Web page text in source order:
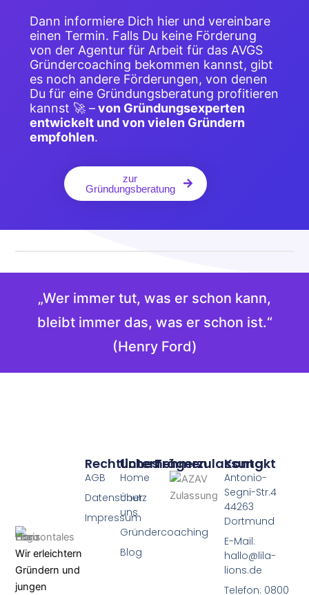
Dann informiere Dich hier und vereinbare
einen Termin. Falls Du keine Förderung
von der Agentur für Arbeit für das AVGS
Gründercoaching bekommen kannst, gibt
es noch andere Förderungen, von denen
Du für eine Gründungsberatung profitieren
kannst 🚀 –von Gründungsexperten
entwickelt und von vielen Gründern
empfohlen.
zur
Gründungsberatung
„Wer immer tut, was er schon kann,
bleibt immer das, was er schon ist.“
(Henry Ford)
Unternehmen
Home
Über
uns
Gründercoaching
Blog
Rechtliches
AGB
Datenschutz
Impressum
Kontakt
Antonio-
Segni-Str.4
44263
Dortmund
E-Mail:
hallo@lila-
lions.de
Telefon: 0800
Trägerzulassung
Wir erleichtern
Gründern und
jungen